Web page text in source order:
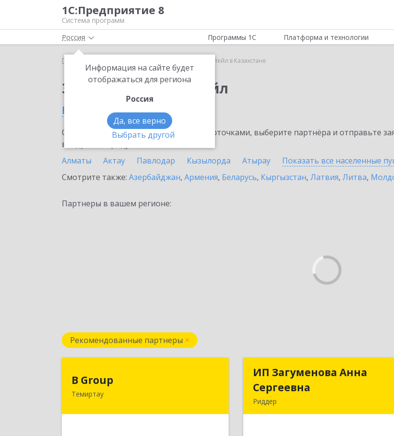
1С:Предприятие 8
Система программ
Россия
Информация на сайте будет
отображаться для региона
Россия
Да, все верно
Выбрать другой
Программы 1С Платформа и технологии
Главная Старт Ритейл в Казахстане
Заказать Старт Ритейл
в Казахстане
Ознакомьтесь с информационными карточками, выберите партнёра и отправьте
внедрение продукта.
Алматы
Актау Павлодар Кызылорда Атырау Показать все населенные
Смотрите также: Азербайджан, Армения, Беларусь, Кыргызстан, Латвия, Литва,
Партнеры в вашем регионе:
Рекомендованные партнеры
B Group
ТемиртауРК, 101404, Карагандинская обл.,
ИП Загуменова Анна
Сергеевна
Риддер
ИП Загуменова Анна